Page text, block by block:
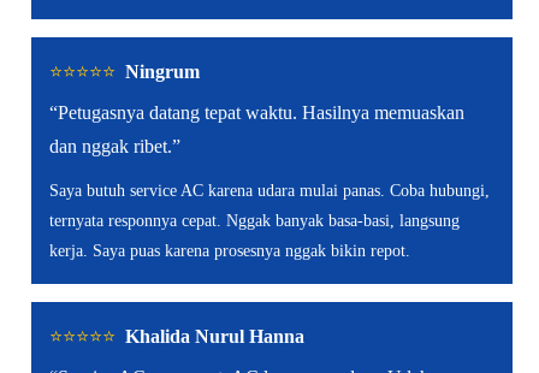
⭐️⭐️⭐️⭐️⭐️ Ningrum
“Petugasnya datang tepat waktu. Hasilnya memuaskan
dan nggak ribet.”
Saya butuh service AC karena udara mulai panas. Coba hubungi,
ternyata responnya cepat. Nggak banyak basa-basi, langsung
kerja. Saya puas karena prosesnya nggak bikin repot.
⭐️⭐️⭐️⭐️⭐️ Khalida Nurul Hanna